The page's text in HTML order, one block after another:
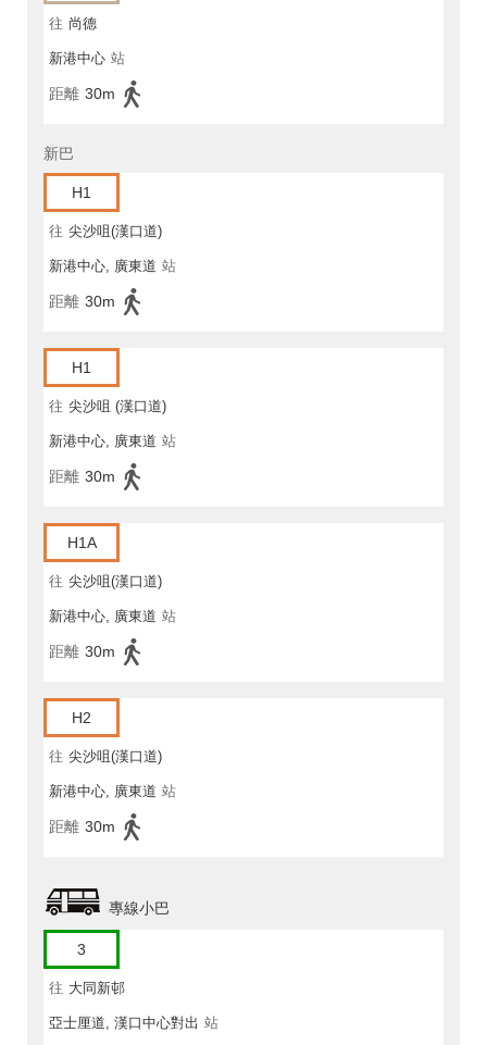
往 尚德
新港中心 站
距離 30m
新巴
H1
往 尖沙咀(漢口道)
新港中心, 廣東道 站
距離 30m
H1
往 尖沙咀 (漢口道)
新港中心, 廣東道 站
距離 30m
H1A
往 尖沙咀(漢口道)
新港中心, 廣東道 站
距離 30m
H2
往 尖沙咀(漢口道)
新港中心, 廣東道 站
距離 30m
專線小巴
3
往 大同新邨
亞士厘道, 漢口中心對出 站